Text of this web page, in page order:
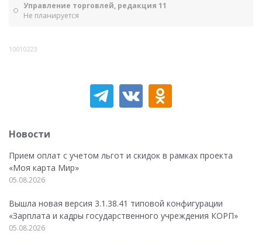
Управление торговлей, редакция 11
Не планируется
10010223
Новости
Прием оплат с учетом льгот и скидок в рамках проекта
«Моя карта Мир»
05.08.2026
Вышла новая версия 3.1.38.41 типовой конфигурации
«Зарплата и кадры государственного учреждения КОРП»
05.08.2026